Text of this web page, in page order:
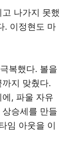
나가지 못했
. 이정현도 마
복했다. 볼을
지 맞췄다.
, 파울 자유
승세를 만들
임 아웃을 이